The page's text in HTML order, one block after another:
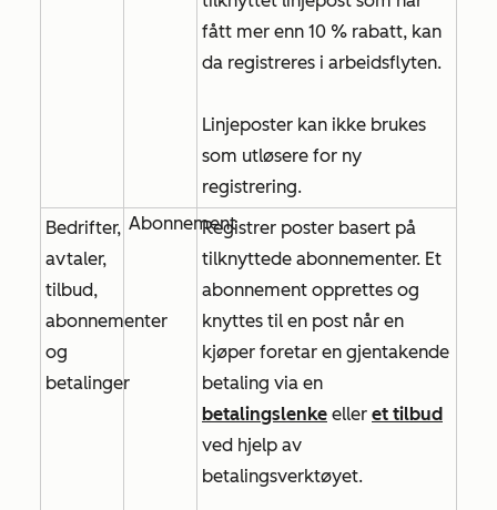
fått mer enn 10 % rabatt, kan
da registreres i arbeidsflyten.
Linjeposter kan ikke brukes
som utløsere for ny
registrering.
Bedrifter,
avtaler,
tilbud,
abonnementer
og
betalinger
AbonnementRegistrer poster basert på
tilknyttede abonnementer. Et
abonnement opprettes og
knyttes til en post når en
kjøper foretar en gjentakende
betaling via en
betalingslenke eller et tilbud
ved hjelp av
betalingsverktøyet.